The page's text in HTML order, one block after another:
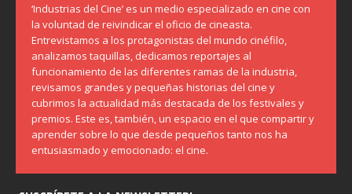
‘Industrias del Cine’ es un medio especializado en cine con
la voluntad de reivindicar el oficio de cineasta.
Entrevistamos a los protagonistas del mundo cinéfilo,
analizamos taquillas, dedicamos reportajes al
funcionamiento de las diferentes ramas de la industria,
revisamos grandes y pequeñas historias del cine y
cubrimos la actualidad más destacada de los festivales y
premios. Este es, también, un espacio en el que compartir y
aprender sobre lo que desde pequeños tanto nos ha
entusiasmado y emocionado: el cine.